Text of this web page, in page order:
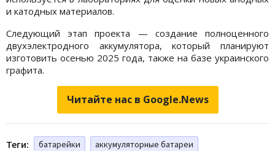
и катодных материалов.
Следующий этап проекта — создание полноценного
двухэлектродного аккумулятора, который планируют
изготовить осенью 2025 года, также на базе украинского
графита.
Читайте нас в Google.News
Теги: батарейки аккумуляторные батареи